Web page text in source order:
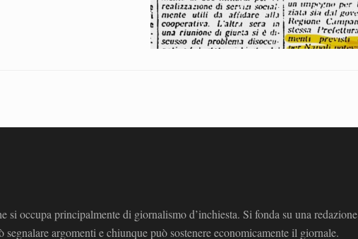
si occupa principalmente di giornalismo d’inchiesta. Si fonda su una redazione
argomenti e chiunque può sostenere economicamente il giornale.